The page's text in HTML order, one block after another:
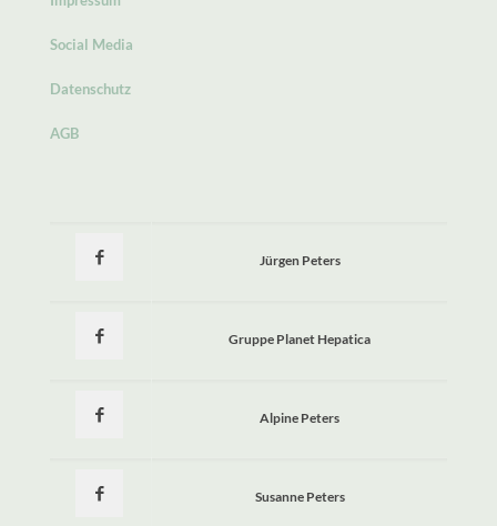
Social Media
Datenschutz
AGB
Jürgen Peters
Gruppe Planet Hepatica
Alpine Peters
Susanne Peters